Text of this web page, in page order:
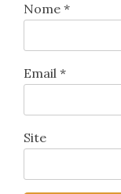
Nome *
Email *
Site